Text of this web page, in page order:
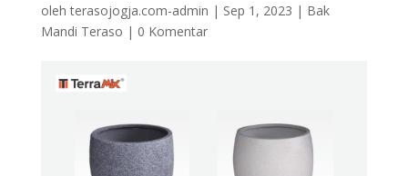
olehterasojogja.com-admin | Sep 1, 2023 | Bak
Mandi Teraso | 0 Komentar